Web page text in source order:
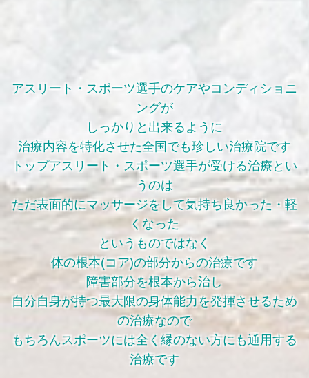
アスリート・スポーツ選手のケアやコンディショニ
ングが
しっかりと出来るように
治療内容を特化させた全国でも珍しい治療院です
トップアスリート・スポーツ選手が受ける治療とい
うのは
ただ表面的にマッサージをして気持ち良かった・軽
くなった
というものではなく
体の根本(コア)の部分からの治療です
障害部分を根本から治し
自分自身が持つ最大限の身体能力を発揮させるため
の治療なので
もちろんスポーツには全く縁のない方にも通用する
治療です